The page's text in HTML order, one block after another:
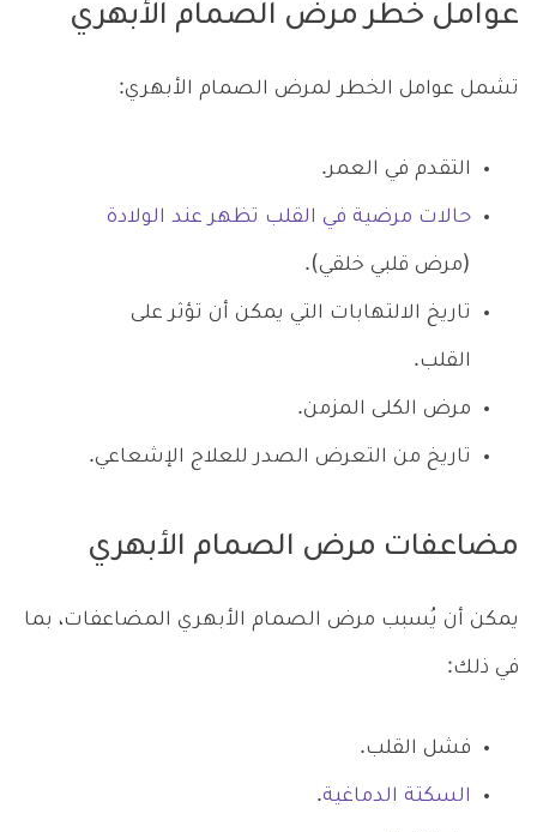
عوامل خطر مرض الصمام الأبهري
تشمل عوامل الخطر لمرض الصمام الأبهري:
التقدم في العمر.
حالات مرضية في القلب تظهر عند الولادة
(مرض قلبي خلقي).
تاريخ الالتهابات التي يمكن أن تؤثر على
القلب.
مرض الكلى المزمن.
تاريخ من التعرض الصدر للعلاج الإشعاعي.
مضاعفات مرض الصمام الأبهري
يمكن أن يُسبب مرض الصمام الأبهري المضاعفات، بما
في ذلك:
فشل القلب.
السكتة الدماغية.